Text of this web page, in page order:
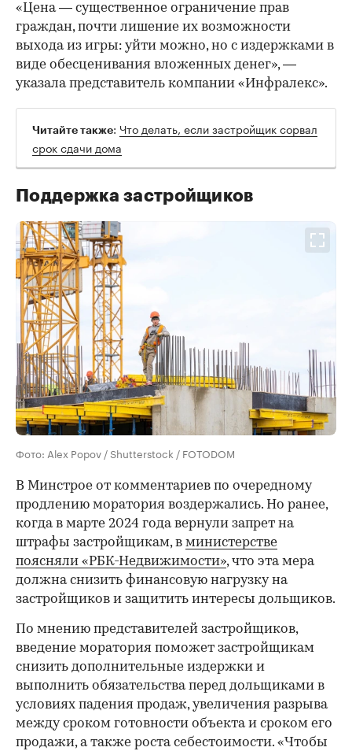
«Цена — существенное ограничение прав
граждан, почти лишение их возможности
выхода из игры: уйти можно, но с издержками в
виде обесценивания вложенных денег», —
указала представитель компании «Инфралекс».
Читайте также: Что делать, если застройщик сорвал
срок сдачи дома
Поддержка застройщиков
Фото: Alex Popov / Shutterstock / FOTODOM
В Минстрое от комментариев по очередному
продлению моратория воздержались. Но ранее,
когда в марте 2024 года вернули запрет на
штрафы застройщикам, в министерстве
поясняли «РБК-Недвижимости», что эта мера
должна снизить финансовую нагрузку на
застройщиков и защитить интересы дольщиков.
По мнению представителей застройщиков,
введение моратория поможет застройщикам
снизить дополнительные издержки и
выполнить обязательства перед дольщиками в
условиях падения продаж, увеличения разрыва
между сроком готовности объекта и сроком его
продажи, а также роста себестоимости. «Чтобы